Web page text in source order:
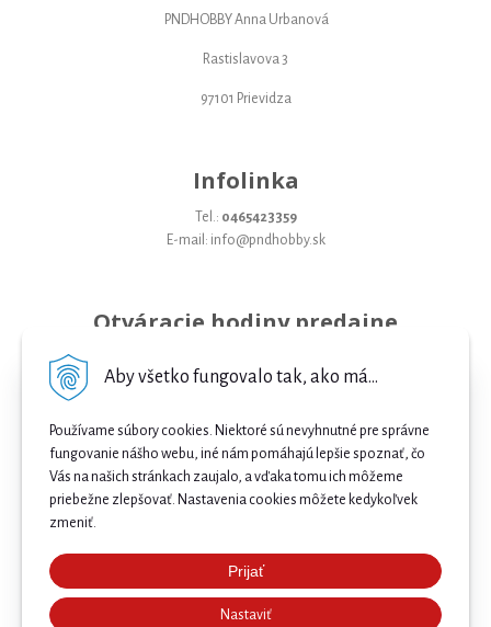
Aby všetko fungovalo tak, ako má...
Používame súbory cookies. Niektoré sú nevyhnutné pre správne
fungovanie nášho webu, iné nám pomáhajú lepšie spoznať, čo
Vás na našich stránkach zaujalo, a vďaka tomu ich môžeme
priebežne zlepšovať. Nastavenia cookies môžete kedykoľvek
zmeniť.
Prijať
Nastaviť
PNDHOBBY Anna Urbanová
Rastislavova 3
97101 Prievidza
Infolinka
Tel.: 0465423359
E-mail: info@pndhobby.sk
Otváracie hodiny predajne
Streda 09-17
Štvrtok 09-17
Sobota 09-12
Nedeľa Zatvorené
Najnižšia cena .
Našli ste nižšiu cenu e-biku? Prekonáme ju! 🔥 Pošlite